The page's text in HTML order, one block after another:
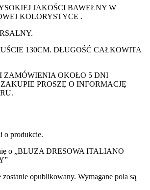
JAKOŚCI BAWEŁNY W
KOLORYSTYCE .
130CM. DŁUGOŚĆ CAŁKOWITA
ZAMÓWIENIA OKOŁO 5 DNI
PROSZĘ O INFORMACJĘ
o produkcie.
o „BLUZA DRESOWA ITALIANO
zostanie opublikowany. Wymagane pola są